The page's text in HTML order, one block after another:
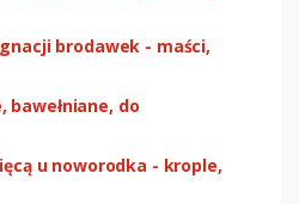
brodawek - maści,
do
u noworodka - krople,